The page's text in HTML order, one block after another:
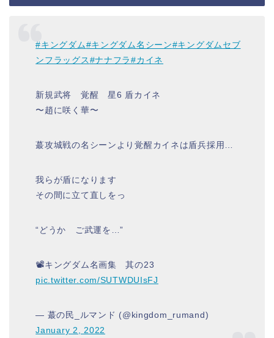
#キングダム#キングダム名シーン#キングダムセブ
ンフラッグス#ナナフラ#カイネ
新規武将 覚醒 星6 盾カイネ
〜趙に咲く華〜
蕞攻城戦の名シーンより覚醒カイネは盾兵採用…
我らが盾になります
その間に立て直しをっ
“どうか ご武運を…”
📽キングダム名画集 其の23
pic.twitter.com/SUTWDUIsFJ
— 蕞の民_ルマンド (@kingdom_rumand)
January 2, 2022